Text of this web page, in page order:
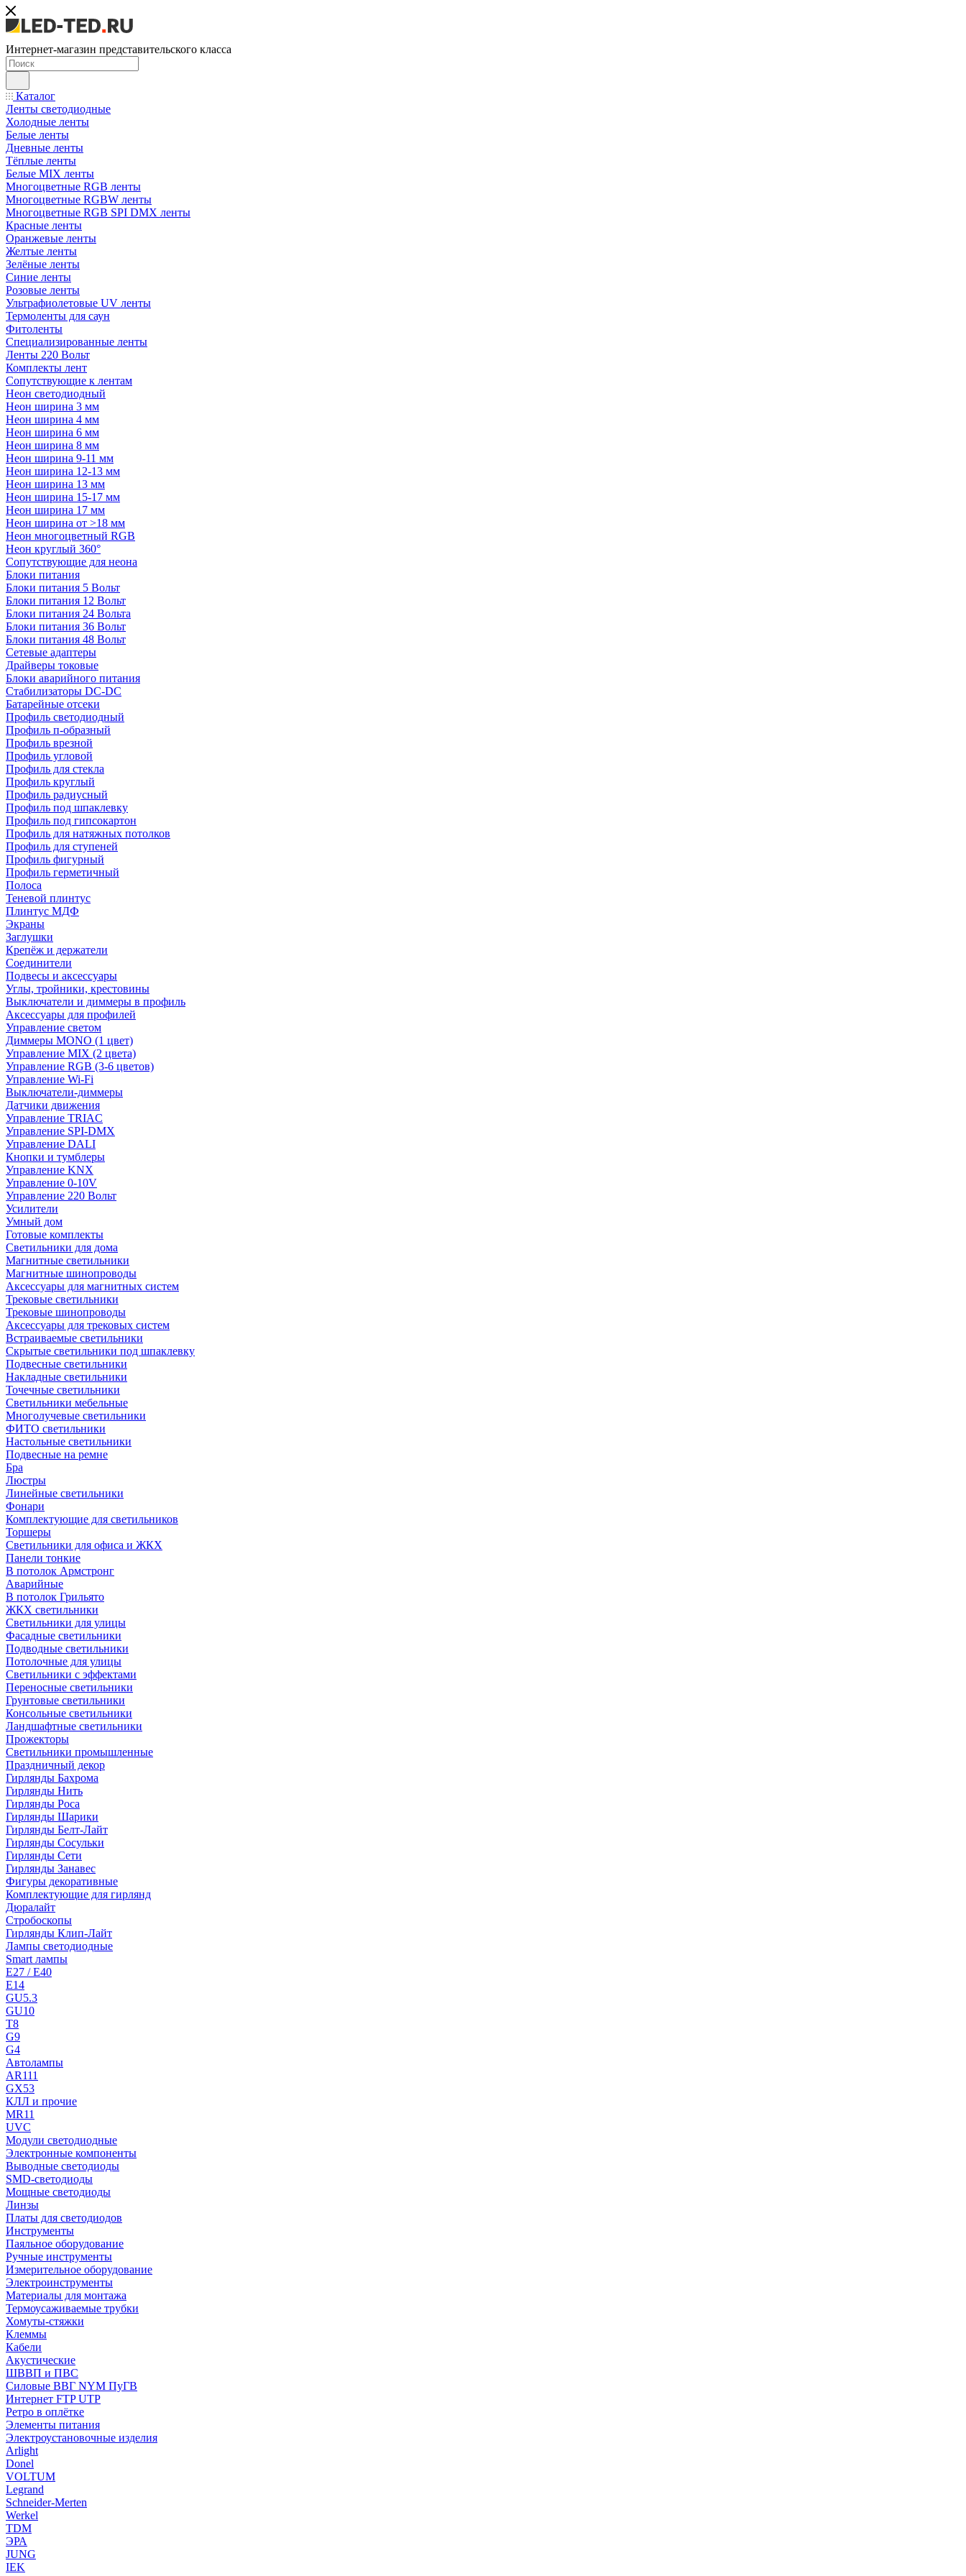
Интернет-магазин представительского класса
Каталог
Ленты светодиодные
Холодные ленты
Белые ленты
Дневные ленты
Тёплые ленты
Белые MIX ленты
Многоцветные RGB ленты
Многоцветные RGBW ленты
Многоцветные RGB SPI DMX ленты
Красные ленты
Оранжевые ленты
Желтые ленты
Зелёные ленты
Синие ленты
Розовые ленты
Ультрафиолетовые UV ленты
Термоленты для саун
Фитоленты
Специализированные ленты
Ленты 220 Вольт
Комплекты лент
Сопутствующие к лентам
Неон светодиодный
Неон ширина 3 мм
Неон ширина 4 мм
Неон ширина 6 мм
Неон ширина 8 мм
Неон ширина 9-11 мм
Неон ширина 12-13 мм
Неон ширина 13 мм
Неон ширина 15-17 мм
Неон ширина 17 мм
Неон ширина от >18 мм
Неон многоцветный RGB
Неон круглый 360°
Сопутствующие для неона
Блоки питания
Блоки питания 5 Вольт
Блоки питания 12 Вольт
Блоки питания 24 Вольта
Блоки питания 36 Вольт
Блоки питания 48 Вольт
Сетевые адаптеры
Драйверы токовые
Блоки аварийного питания
Стабилизаторы DC-DC
Батарейные отсеки
Профиль светодиодный
Профиль п-образный
Профиль врезной
Профиль угловой
Профиль для стекла
Профиль круглый
Профиль радиусный
Профиль под шпаклевку
Профиль под гипсокартон
Профиль для натяжных потолков
Профиль для ступеней
Профиль фигурный
Профиль герметичный
Полоса
Теневой плинтус
Плинтус МДФ
Экраны
Заглушки
Крепёж и держатели
Соединители
Подвесы и аксессуары
Углы, тройники, крестовины
Выключатели и диммеры в профиль
Аксессуары для профилей
Управление светом
Диммеры MONO (1 цвет)
Управление MIX (2 цвета)
Управление RGB (3-6 цветов)
Управление Wi-Fi
Выключатели-диммеры
Датчики движения
Управление TRIAC
Управление SPI-DMX
Управление DALI
Кнопки и тумблеры
Управление KNX
Управление 0-10V
Управление 220 Вольт
Усилители
Умный дом
Готовые комплекты
Светильники для дома
Магнитные светильники
Магнитные шинопроводы
Аксессуары для магнитных систем
Трековые светильники
Трековые шинопроводы
Аксессуары для трековых систем
Встраиваемые светильники
Скрытые светильники под шпаклевку
Подвесные светильники
Накладные светильники
Точечные светильники
Светильники мебельные
Многолучевые светильники
ФИТО светильники
Настольные светильники
Подвесные на ремне
Бра
Люстры
Линейные светильники
Фонари
Комплектующие для светильников
Торшеры
Светильники для офиса и ЖКХ
Панели тонкие
В потолок Армстронг
Аварийные
В потолок Грильято
ЖКХ светильники
Светильники для улицы
Фасадные светильники
Подводные светильники
Потолочные для улицы
Светильники с эффектами
Переносные светильники
Грунтовые светильники
Консольные светильники
Ландшафтные светильники
Прожекторы
Светильники промышленные
Праздничный декор
Гирлянды Бахрома
Гирлянды Нить
Гирлянды Роса
Гирлянды Шарики
Гирлянды Белт-Лайт
Гирлянды Сосульки
Гирлянды Сети
Гирлянды Занавес
Фигуры декоративные
Комплектующие для гирлянд
Дюралайт
Стробоскопы
Гирлянды Клип-Лайт
Лампы светодиодные
Smart лампы
E27 / E40
E14
GU5.3
GU10
T8
G9
G4
Автолампы
AR111
GX53
КЛЛ и прочие
MR11
UVC
Модули светодиодные
Электронные компоненты
Выводные светодиоды
SMD-светодиоды
Мощные светодиоды
Линзы
Платы для светодиодов
Инструменты
Паяльное оборудование
Ручные инструменты
Измерительное оборудование
Электроинструменты
Материалы для монтажа
Термоусаживаемые трубки
Хомуты-стяжки
Клеммы
Кабели
Акустические
ШВВП и ПВС
Силовые ВВГ NYM ПуГВ
Интернет FTP UTP
Ретро в оплётке
Элементы питания
Электроустановочные изделия
Arlight
Donel
VOLTUM
Legrand
Schneider-Merten
Werkel
TDM
ЭРА
JUNG
IEK